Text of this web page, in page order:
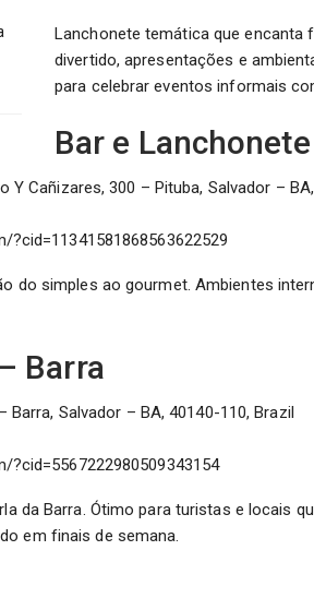
Lanchonete temática que encanta
divertido, apresentações e
para celebrar eventos informais
Bar e
Y Cañizares, 300 – Pituba, Salvador –
do simples ao gourmet. Ambientes
Barra
Barra, Salvador – BA, 40140-110, Brazil
da Barra. Ótimo para turistas e locais
em finais de semana.